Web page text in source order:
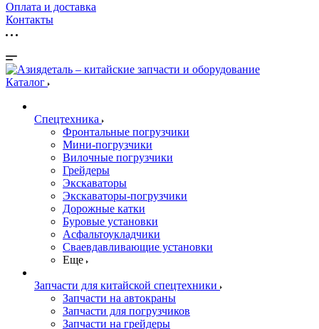
Оплата и доставка
Контакты
Каталог
Спецтехника
Фронтальные погрузчики
Мини-погрузчики
Вилочные погрузчики
Грейдеры
Экскаваторы
Экскаваторы-погрузчики
Дорожные катки
Буровые установки
Асфальтоукладчики
Сваевдавливающие установки
Еще
Запчасти для китайской спецтехники
Запчасти на автокраны
Запчасти для погрузчиков
Запчасти на грейдеры